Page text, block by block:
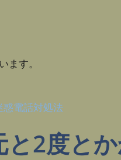
ます。
電話対処法
2度と